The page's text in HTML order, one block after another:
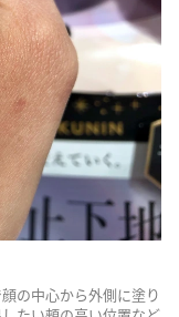
の中心から外側に塗り